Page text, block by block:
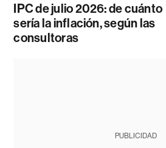
IPC de julio 2026: de cuánto
sería la inflación, según las
consultoras
PUBLICIDAD